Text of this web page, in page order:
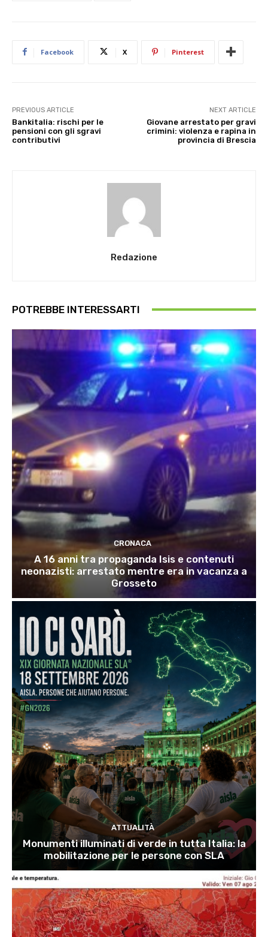
Facebook X Pinterest
PREVIOUS ARTICLE
Bankitalia: rischi per le
pensioni con gli sgravi
contributivi
NEXT ARTICLE
Giovane arrestato per gravi
crimini: violenza e rapina in
provincia di Brescia
Redazione
POTREBBE INTERESSARTI
CRONACA
A 16 anni tra propaganda Isis e contenuti
neonazisti: arrestato mentre era in vacanza a
Grosseto
ATTUALITÀ
Monumenti illuminati di verde in tutta Italia: la
mobilitazione per le persone con SLA